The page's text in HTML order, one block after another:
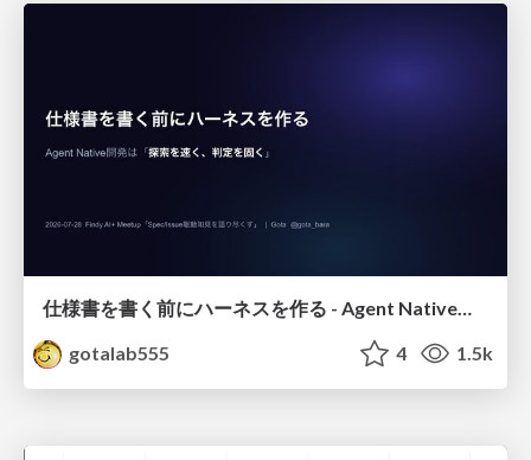
仕様書を書く前にハーネスを作る - Agent Native開発は「探索を速く、判定を固く」
gotalab555
4 1.5k